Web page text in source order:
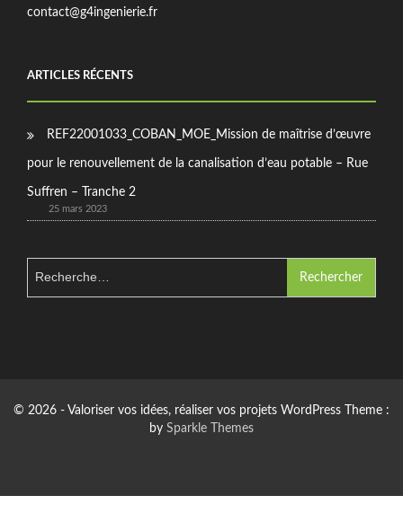
contact@g4ingenierie.fr
ARTICLES RÉCENTS
REF22001033_COBAN_MOE_Mission de maîtrise d’œuvre
pour le renouvellement de la canalisation d’eau potable – Rue
Suffren – Tranche 2
25 mars 2023
© 2026 - Valoriser vos idées, réaliser vos projets WordPress Theme :
by Sparkle Themes